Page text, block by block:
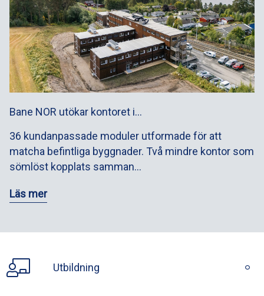
Bane NOR utökar kontoret i…
36 kundanpassade moduler utformade för att
matcha befintliga byggnader. Två mindre kontor som
sömlöst kopplats samman…
Läs mer
Utbildning